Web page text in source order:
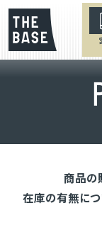
商品の
在庫の有無に